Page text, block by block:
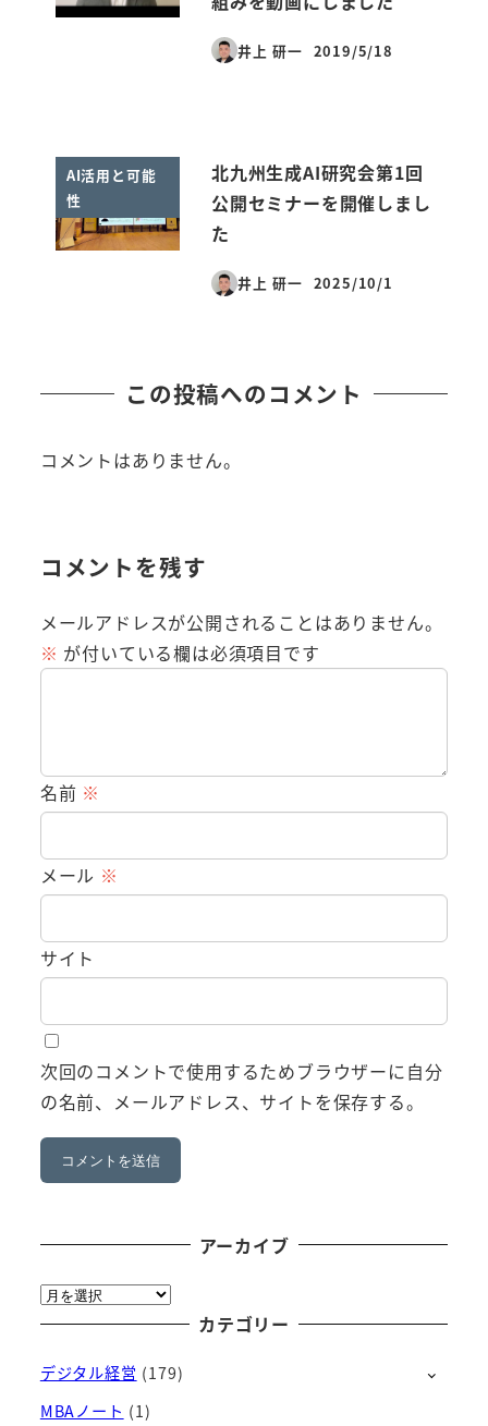
井上 研一
投稿日
2019/5/18
AI活用と可能
性
北九州生成AI研究会第1回
公開セミナーを開催しまし
た
井上 研一
投稿日
2025/10/1
この投稿へのコメント
コメントはありません。
コメントを残す
メールアドレスが公開されることはありません。
※ が付いている欄は必須項目です
名前 ※
メール ※
サイト
次回のコメントで使用するためブラウザーに自分
の名前、メールアドレス、サイトを保存する。
アーカイブ
ア
ー
イ
ブ
カテゴリー
デジタル経営 (179)
MBAノート (1)